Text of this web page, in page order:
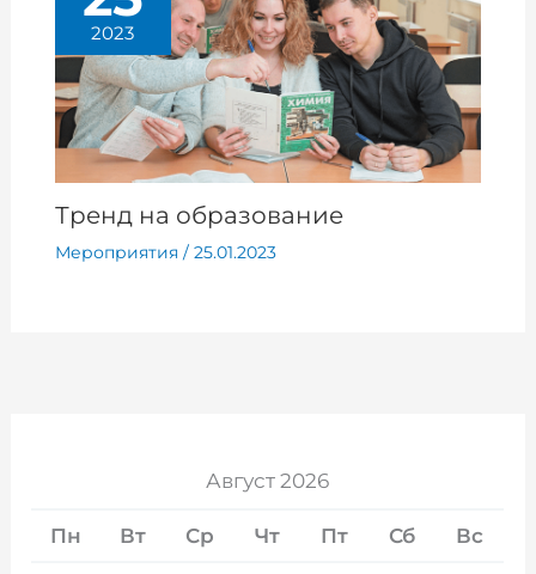
2023
Тренд на образование
Мероприятия / 25.01.2023
Август 2026
Пн Вт Ср Чт Пт Сб Вс